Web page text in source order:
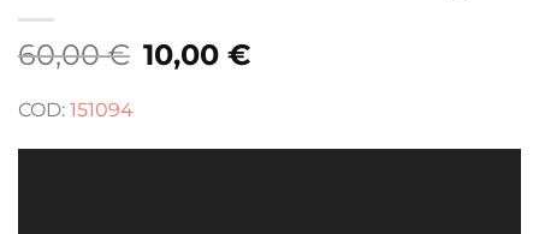
60,00€ Il
prezzo
10,00€Il
prezzo
COD: 151094